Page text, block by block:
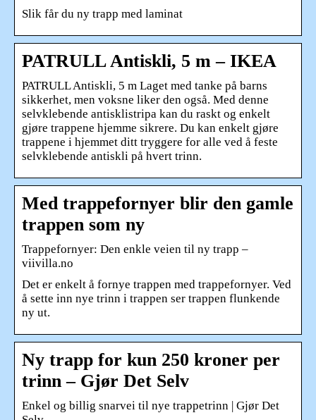
Slik får du ny trapp med laminat
PATRULL Antiskli, 5 m – IKEA
PATRULL Antiskli, 5 m Laget med tanke på barns
sikkerhet, men voksne liker den også. Med denne
selvklebende antisklistripa kan du raskt og enkelt
gjøre trappene hjemme sikrere. Du kan enkelt gjøre
trappene i hjemmet ditt tryggere for alle ved å feste
selvklebende antiskli på hvert trinn.
Med trappefornyer blir den gamle
trappen som ny
Trappefornyer: Den enkle veien til ny trapp –
viivilla.no
Det er enkelt å fornye trappen med trappefornyer. Ved
å sette inn nye trinn i trappen ser trappen flunkende
ny ut.
Ny trapp for kun 250 kroner per
trinn – Gjør Det Selv
Enkel og billig snarvei til nye trappetrinn | Gjør Det